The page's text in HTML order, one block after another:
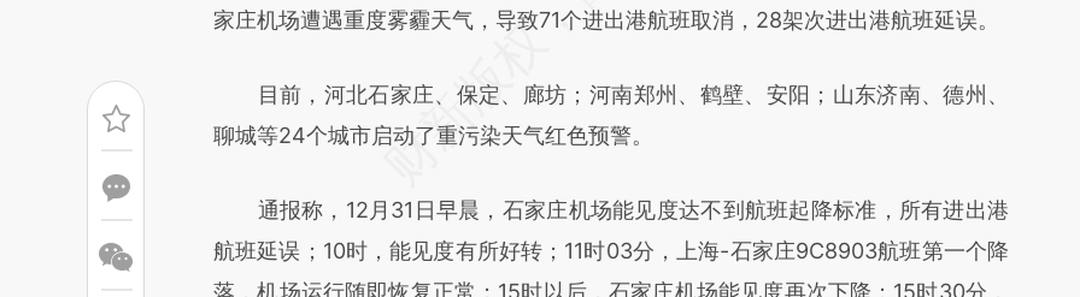
家庄机场遭遇重度雾霾天气，导致71个进出港航班取消，28架次进出港航班延误。
目前，河北石家庄、保定、廊坊；河南郑州、鹤壁、安阳；山东济南、德州、
聊城等24个城市启动了重污染天气红色预警。
通报称，12月31日早晨，石家庄机场能见度达不到航班起降标准，所有进出港
航班延误；10时，能见度有所好转；11时03分，上海-石家庄9C8903航班第一个降
落，机场运行随即恢复正常；15时以后，石家庄机场能见度再次下降；15时30分，